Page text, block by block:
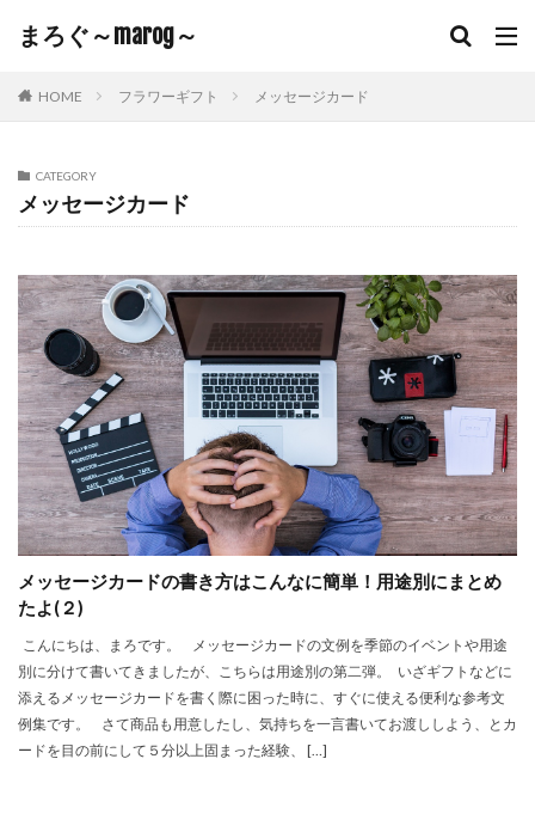
まろぐ～marog～
HOME フラワーギフト メッセージカード
CATEGORY
メッセージカード
メッセージカードの書き方はこんなに簡単！用途別にまとめ
たよ(２)
こんにちは、まろです。 メッセージカードの文例を季節のイベントや用途
別に分けて書いてきましたが、こちらは用途別の第二弾。 いざギフトなどに
添えるメッセージカードを書く際に困った時に、すぐに使える便利な参考文
例集です。 さて商品も用意したし、気持ちを一言書いてお渡ししよう、とカ
ードを目の前にして５分以上固まった経験、 […]